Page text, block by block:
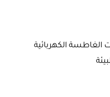
الغاطسة الكهربائية